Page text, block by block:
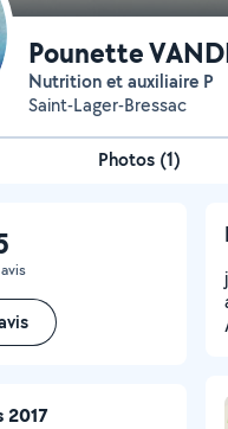
Pounette
Nutrition et auxiliaire P
Saint-Lager-Bressac
Photos (1)
2017